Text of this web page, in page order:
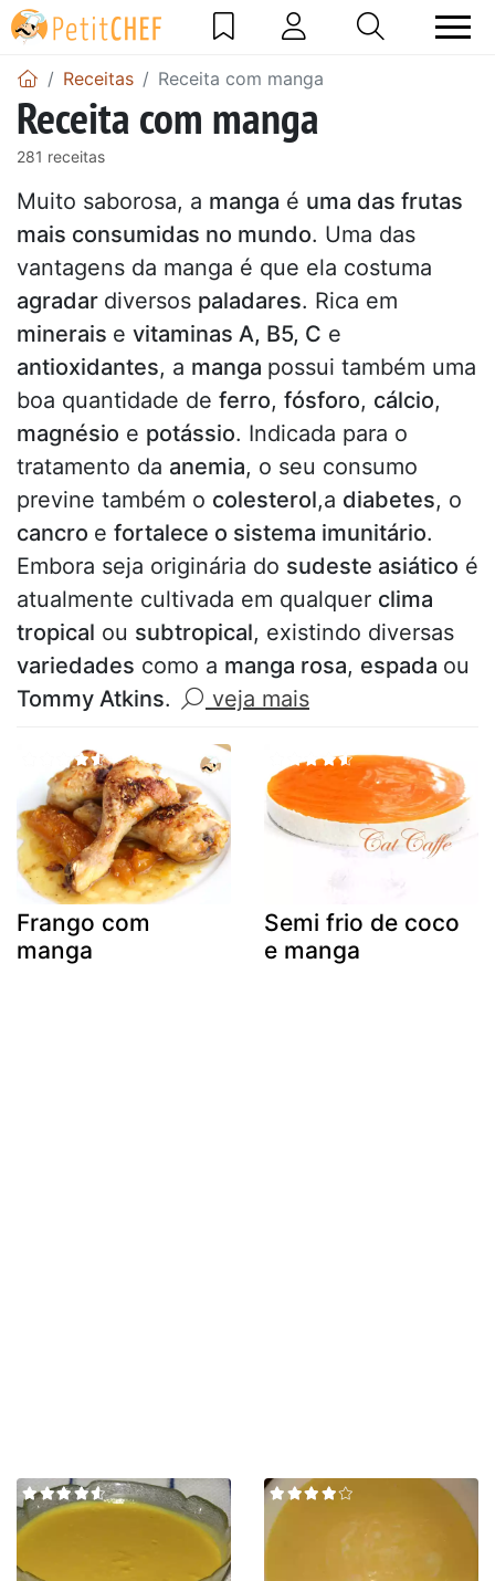
Receitas Receita com manga
Receita com manga
281 receitas
Muito saborosa, a manga é uma das frutas
mais consumidas no mundo. Uma das
vantagens da manga é que ela costuma
agradar diversos paladares. Rica em
minerais e vitaminas A, B5, C e
antioxidantes, a manga possui também uma
boa quantidade de ferro, fósforo, cálcio,
magnésio e potássio. Indicada para o
tratamento da anemia, o seu consumo
previne também o colesterol,a diabetes, o
cancro e fortalece o sistema imunitário.
Embora seja originária do sudeste asiático é
atualmente cultivada em qualquer clima
tropical ou subtropical, existindo diversas
variedades como a manga rosa, espada ou
Tommy Atkins. veja mais
Frango com
manga
Semi frio de coco
e manga